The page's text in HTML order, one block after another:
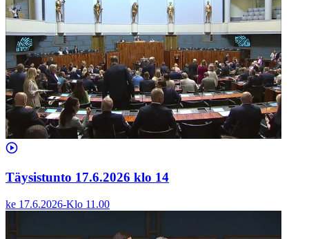
Täysistunto 17.6.2026 klo 14
ke 17.6.2026-Klo 11.00